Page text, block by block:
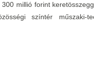
millió forint
színtér műszaki-